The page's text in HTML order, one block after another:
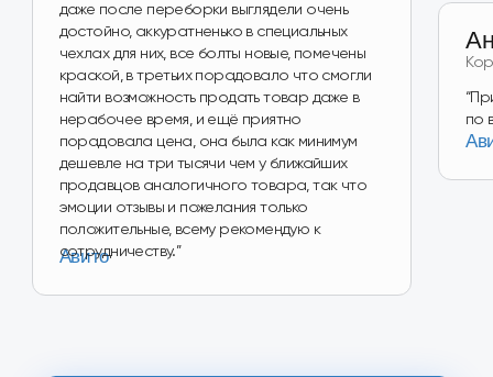
Перейти в магазин
Наш магазин
на Авито